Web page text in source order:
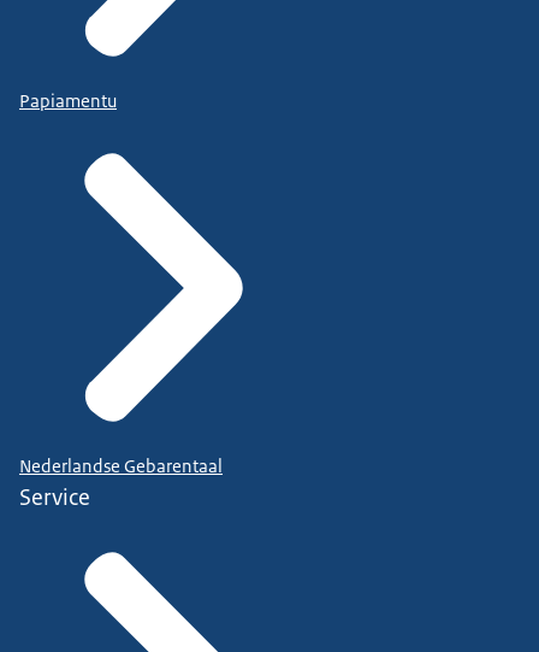
Papiamentu
Nederlandse Gebarentaal
Service